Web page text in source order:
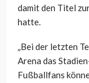
damit den Titel
hatte.
„Bei der letzten
Arena das
Fußballfans